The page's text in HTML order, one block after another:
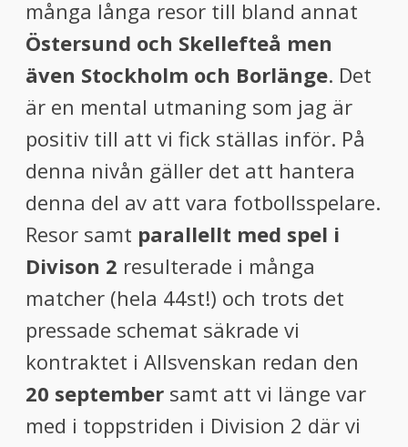
många långa resor till bland annat
Östersund och Skellefteå men
även Stockholm och Borlänge. Det
är en mental utmaning som jag är
positiv till att vi fick ställas inför. På
denna nivån gäller det att hantera
denna del av att vara fotbollsspelare.
Resor samt parallellt med spel i
Divison 2 resulterade i många
matcher (hela 44st!) och trots det
pressade schemat säkrade vi
kontraktet i Allsvenskan redan den
20 september samt att vi länge var
med i toppstriden i Division 2 där vi